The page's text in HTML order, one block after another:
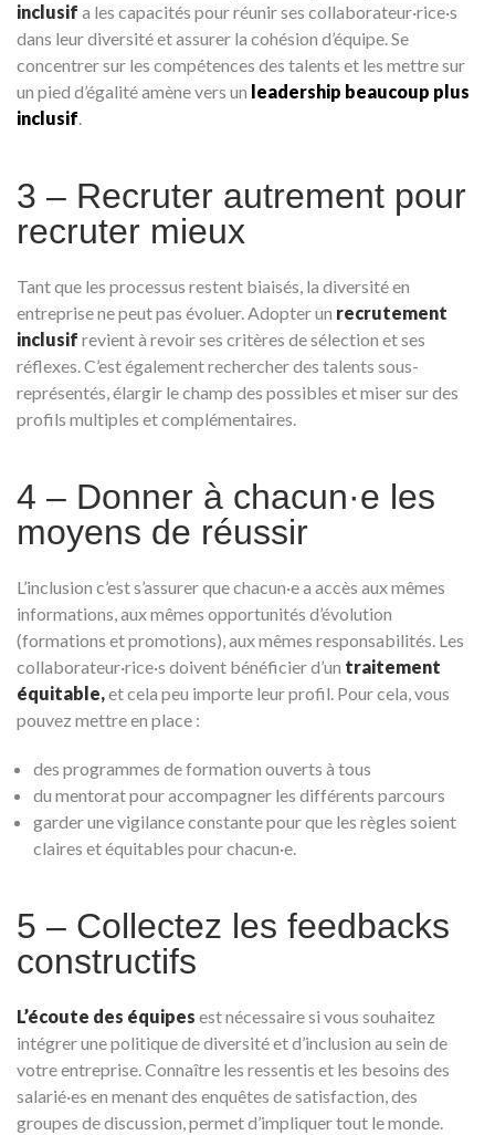
inclusif a les capacités pour réunir ses collaborateur·rice·s
dans leur diversité et assurer la cohésion d’équipe. Se
concentrer sur les compétences des talents et les mettre sur
un pied d’égalité amène vers un leadership beaucoup plus
inclusif.
3 – Recruter autrement pour
recruter mieux
Tant que les processus restent biaisés, la diversité en
entreprise ne peut pas évoluer. Adopter un recrutement
inclusif revient à revoir ses critères de sélection et ses
réflexes. C’est également rechercher des talents sous-
représentés, élargir le champ des possibles et miser sur des
profils multiples et complémentaires.
4 – Donner à chacun·e les
moyens de réussir
L’inclusion c’est s’assurer que chacun·e a accès aux mêmes
informations, aux mêmes opportunités d’évolution
(formations et promotions), aux mêmes responsabilités. Les
collaborateur·rice·s doivent bénéficier d’un traitement
équitable,et cela peu importe leur profil. Pour cela, vous
pouvez mettre en place :
des programmes de formation ouverts à tous
du mentorat pour accompagner les différents parcours
garder une vigilance constante pour que les règles soient
claires et équitables pour chacun·e.
5 – Collectez les feedbacks
constructifs
L’écoute des équipes est nécessaire si vous souhaitez
intégrer une politique de diversité et d’inclusion au sein de
votre entreprise. Connaître les ressentis et les besoins des
salarié·es en menant des enquêtes de satisfaction, des
groupes de discussion, permet d’impliquer tout le monde.